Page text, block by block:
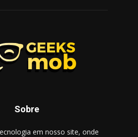
Sobre
em nosso site, onde